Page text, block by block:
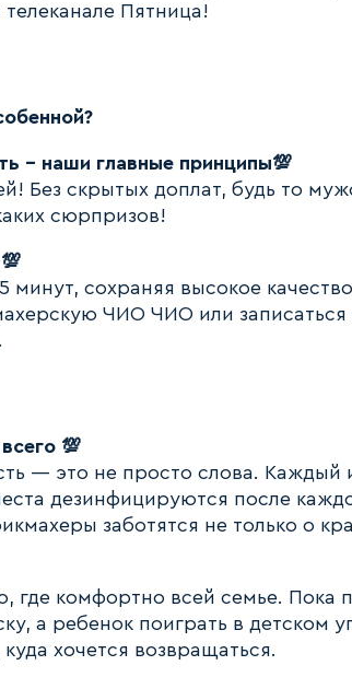
телеканале Пятница!
- наши главные принципы💯
Без скрытых доплат, будь то
сюрпризов!
минут, сохраняя высокое
ЧИО ЧИО или
💯
— это не просто слова.
дезинфицируются после
заботятся не только о
комфортно всей семье. Пока
а ребенок поиграть в детском
хочется возвращаться.